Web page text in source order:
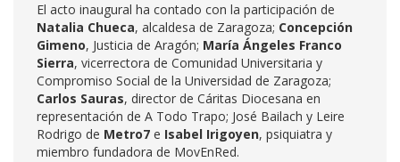
El acto inaugural ha contado con la participación de
Natalia Chueca, alcaldesa de Zaragoza; Concepción
Gimeno, Justicia de Aragón; María Ángeles Franco
Sierra, vicerrectora de Comunidad Universitaria y
Compromiso Social de la Universidad de Zaragoza;
Carlos Sauras, director de Cáritas Diocesana en
representación de A Todo Trapo; José Bailach y Leire
Rodrigo de Metro7 e Isabel Irigoyen, psiquiatra y
miembro fundadora de MovEnRed.